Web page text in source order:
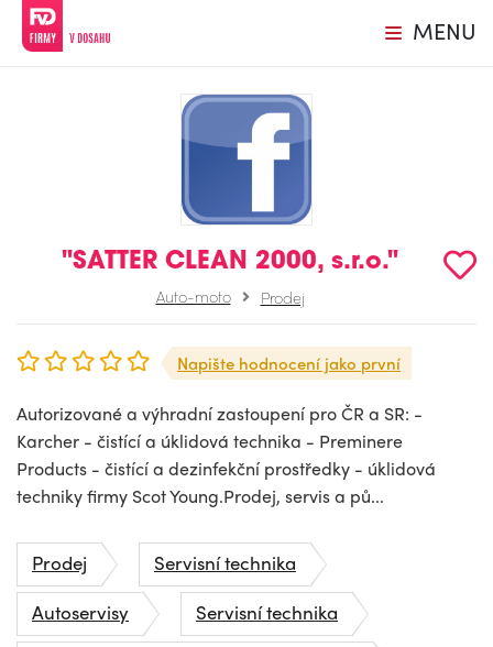
MENU
"SATTER CLEAN 2000, s.r.o."
Auto-moto Prodej
Napište hodnocení jako první
Autorizované a výhradní zastoupení pro ČR a SR: -
Karcher - čistící a úklidová technika - Preminere
Products - čistící a dezinfekční prostředky - úklidová
techniky firmy Scot Young.Prodej, servis a pů...
Prodej
Servisní technika
Autoservisy
Servisní technika